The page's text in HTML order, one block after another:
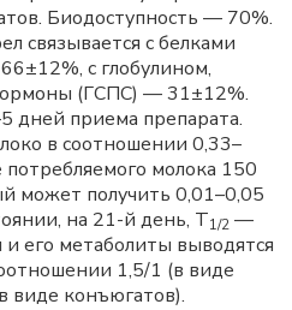
Биодоступность — 70%.
связывается с белками
с глобулином,
(ГСПС) — 31±12%.
дней приема препарата.
в соотношении 0,33–
молока 150
может получить 0,01–0,05
на 21-й день, T1/2 —
его метаболиты выводятся
1,5/1 (в виде
виде конъюгатов).